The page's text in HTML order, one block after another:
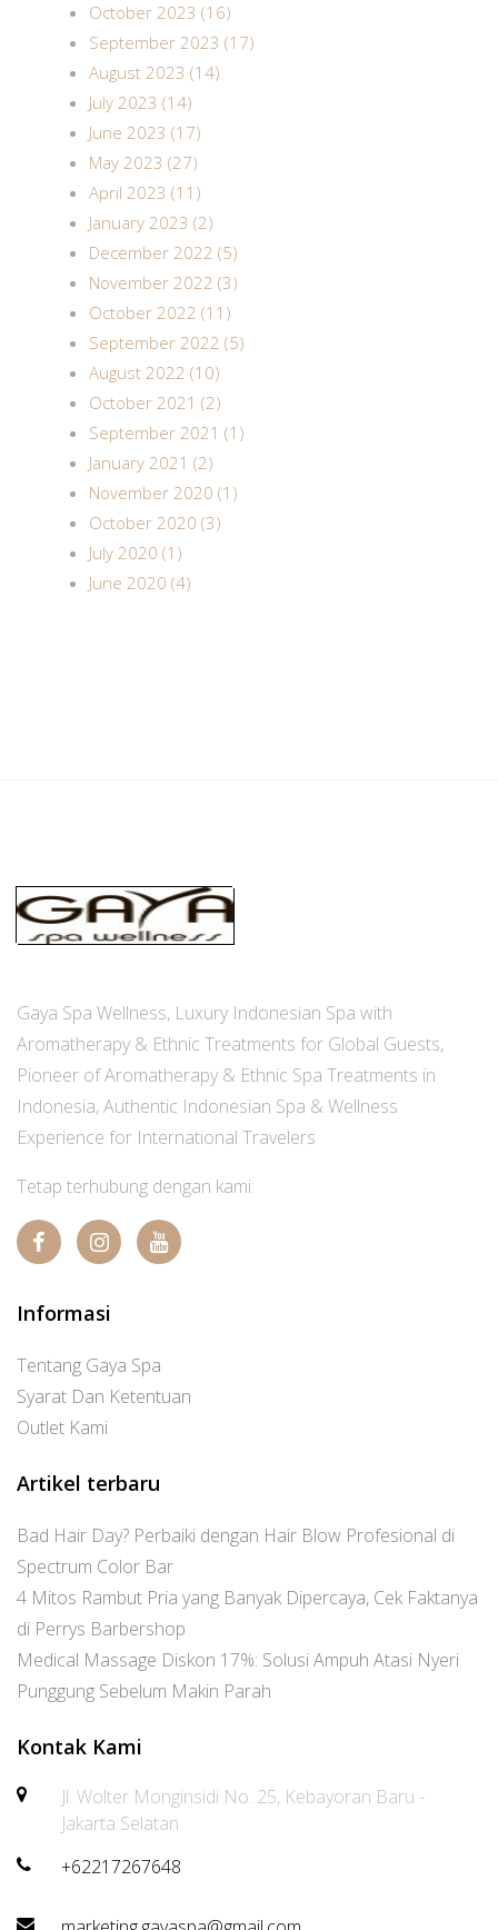
October 2023 (16)
September 2023 (17)
August 2023 (14)
July 2023 (14)
June 2023 (17)
May 2023 (27)
April 2023 (11)
January 2023 (2)
December 2022 (5)
November 2022 (3)
October 2022 (11)
September 2022 (5)
August 2022 (10)
October 2021 (2)
September 2021 (1)
January 2021 (2)
November 2020 (1)
October 2020 (3)
July 2020 (1)
June 2020 (4)
Gaya Spa Wellness, Luxury Indonesian Spa with
Aromatherapy & Ethnic Treatments for Global Guests,
Pioneer of Aromatherapy & Ethnic Spa Treatments in
Indonesia, Authentic Indonesian Spa & Wellness
Experience for International Travelers
Tetap terhubung dengan kami:
Informasi
Tentang Gaya Spa
Syarat Dan Ketentuan
Outlet Kami
Artikel terbaru
Bad Hair Day? Perbaiki dengan Hair Blow Profesional di
Spectrum Color Bar
4 Mitos Rambut Pria yang Banyak Dipercaya, Cek Faktanya
di Perrys Barbershop
Medical Massage Diskon 17%: Solusi Ampuh Atasi Nyeri
Punggung Sebelum Makin Parah
Kontak Kami
Jl. Wolter Monginsidi No. 25, Kebayoran Baru -
Jakarta Selatan
+62217267648